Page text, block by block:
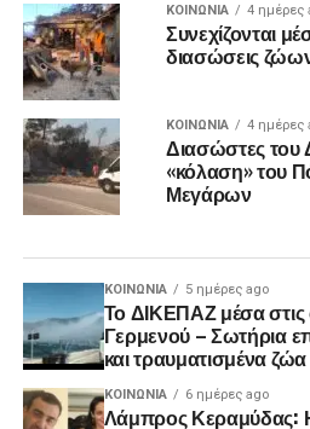
ΚΟΙΝΩΝΊΑ 4 ημέρες
Συνεχίζονται
διασώσεις
ΚΟΙΝΩΝΊΑ 4 ημέρες
Διασώστες
«κόλαση» του
Μεγάρων
ΚΟΙΝΩΝΊΑ 5 ημέρες ago
Το ΔΙΚΕΠΑΖ μέσα
Γερμενού – Σωτήρια
και τραυματισμένα ζώα
ΚΟΙΝΩΝΊΑ 6 ημέρες ago
Λάμπρος Κεραμύδας: Η